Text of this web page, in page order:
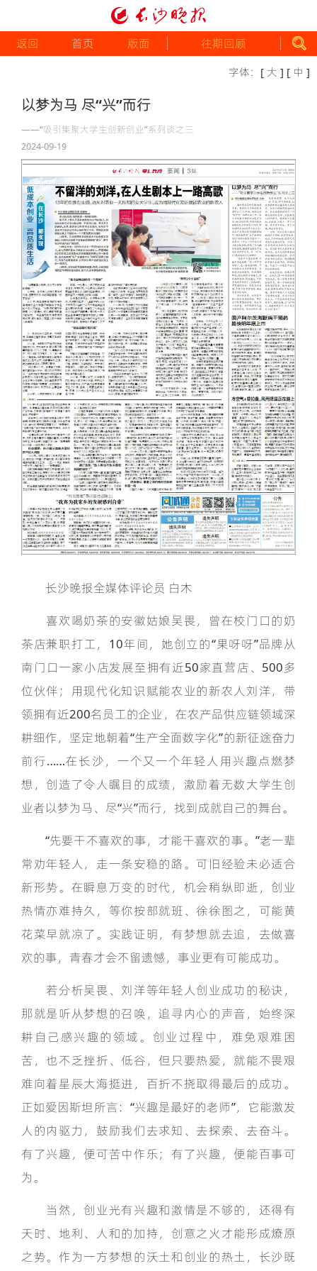
返回 首页 版面 往期回顾
字体： [ 大 ] [ 中 ]
以梦为马 尽“兴”而行
——“吸引集聚大学生创新创业”系列谈之三
2024-09-19
长沙晚报全媒体评论员 白木
喜欢喝奶茶的安徽姑娘吴畏，曾在校门口的奶
茶店兼职打工，10年间，她创立的“果呀呀”品牌从
南门口一家小店发展至拥有近50家直营店、500多
位伙伴；用现代化知识赋能农业的新农人刘洋，带
领拥有近200名员工的企业，在农产品供应链领域深
耕细作，坚定地朝着“生产全面数字化”的新征途奋力
前行……在长沙，一个又一个年轻人用兴趣点燃梦
想，创造了令人瞩目的成绩，激励着无数大学生创
业者以梦为马、尽“兴”而行，找到成就自己的舞台。
“先要干不喜欢的事，才能干喜欢的事。”老一辈
常劝年轻人，走一条安稳的路。可旧经验未必适合
新形势。在瞬息万变的时代，机会稍纵即逝，创业
热情亦难持久，等你按部就班、徐徐图之，可能黄
花菜早就凉了。实践证明，有梦想就去追，去做喜
欢的事，青春才会不留遗憾，事业更有可能成功。
若分析吴畏、刘洋等年轻人创业成功的秘诀，
那就是听从梦想的召唤，追寻内心的声音，始终深
耕自己感兴趣的领域。创业过程中，难免艰难困
苦，也不乏挫折、低谷，但只要热爱，就能不畏艰
难向着星辰大海挺进，百折不挠取得最后的成功。
正如爱因斯坦所言：“兴趣是最好的老师”，它能激发
人的内驱力，鼓励我们去求知、去探索、去奋斗。
有了兴趣，便可苦中作乐；有了兴趣，便能百事可
为。
当然，创业光有兴趣和激情是不够的，还得有
天时、地利、人和的加持，创意之火才能形成燎原
之势。作为一方梦想的沃土和创业的热土，长沙既